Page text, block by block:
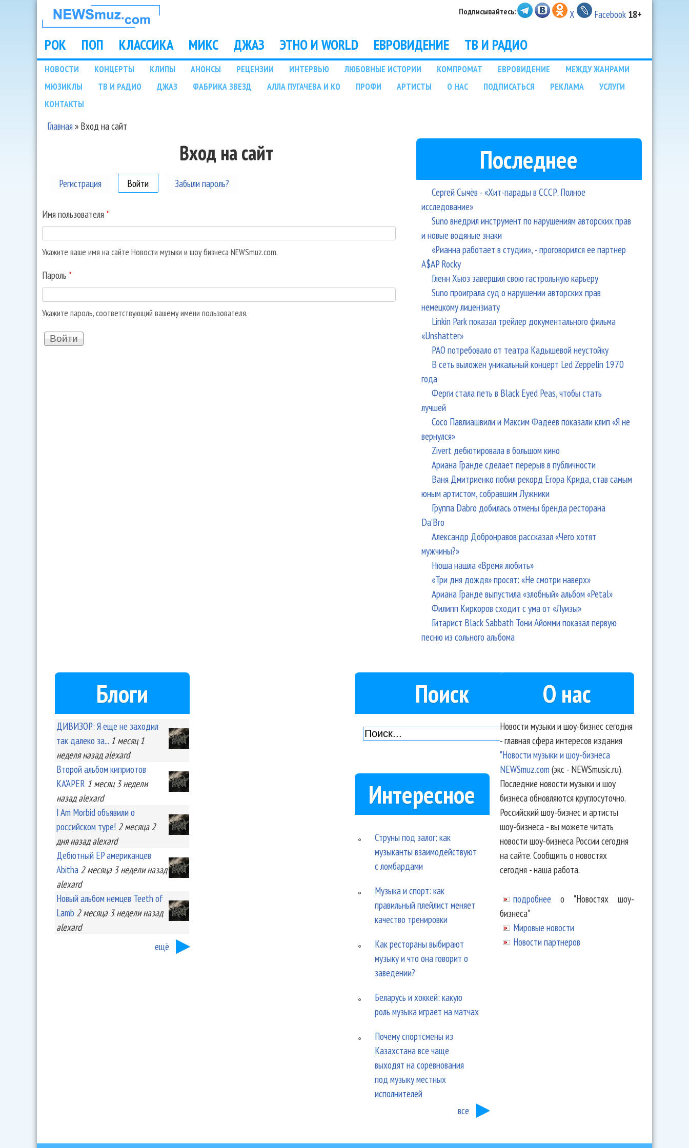
НОВОСТИ
МУЗЫКИ И
ШОУ БИЗНЕСА
NEWSMUZ.COM
Подписывайтесь: X Facebook 18+
Main menu
РОК ПОП КЛАССИКА МИКС ДЖАЗ ЭТНО И WORLD ЕВРОВИДЕНИЕ ТВ И РАДИО
Подразделы
НОВОСТИ КОНЦЕРТЫ КЛИПЫ АНОНСЫ РЕЦЕНЗИИ ИНТЕРВЬЮ ЛЮБОВНЫЕ ИСТОРИИ КОМПРОМАТ ЕВРОВИДЕНИЕ
МЕЖДУ ЖАНРАМИ
МЮЗИКЛЫ
ТВ И РАДИО ДЖАЗ ФАБРИКА ЗВЕЗД АЛЛА ПУГАЧЕВА И КО ПРОФИ АРТИСТЫ О НАС ПОДПИСАТЬСЯ РЕКЛАМА
УСЛУГИ
КОНТАКТЫ
Вы здесь
Главная» Вход на сайт
Вход на сайт
Регистрация Войти (активная вкладка)
Забыли пароль?
Имя пользователя *
Укажите ваше имя на сайте Новости музыки и шоу бизнеса NEWSmuz.com.
Пароль *
Укажите пароль, соответствующий вашему имени пользователя.
Последнее
Сергей Сычёв - «Хит-парады в СССР. Полное
исследование»
Suno внедрил инструмент по нарушениям авторских прав
и новые водяные знаки
«Рианна работает в студии», - проговорился ее партнер
A$AP Rocky
Гленн Хьюз завершил свою гастрольную карьеру
Suno проиграла суд о нарушении авторских прав
немецкому лицензиату
Linkin Park показал трейлер документального фильма
«Unshatter»
РАО потребовало от театра Кадышевой неустойку
В сеть выложен уникальный концерт Led Zeppelin 1970
года
Ферги стала петь в Black Eyed Peas, чтобы стать
лучшей
Сосо Павлиашвили и Максим Фадеев показали клип «Я не
вернулся»
Zivert дебютировала в большом кино
Ариана Гранде сделает перерыв в публичности
Ваня Дмитриенко побил рекорд Егора Крида, став самым
юным артистом, собравшим Лужники
Группа Dabro добилась отмены бренда ресторана
Da'Bro
Александр Добронравов рассказал «Чего хотят
мужчины?»
Нюша нашла «Время любить»
«Три дня дождя» просят: «Не смотри наверх»
Ариана Гранде выпустила «злобный» альбом «Petal»
Филипп Киркоров сходит с ума от «Луизы»
Гитарист Black Sabbath Тони Айомми показал первую
песню из сольного альбома
Блоги
ДИВИЗОР: Я еще не заходил
так далеко за... 1 месяц 1
неделяназад alexard
Второй альбом киприотов
KA'APER 1 месяц 3 недели
назад alexard
I Am Morbid объявили о
российском туре! 2 месяца 2
дняназад alexard
Дебютный EP американцев
Abitha 2 месяца 3 неделиназад
alexard
Новый альбом немцев Teeth of
Lamb 2 месяца 3 неделиназад
alexard
ещё
Поиск
Интересное
Струны под залог: как
музыканты взаимодействуют
с ломбардами
Музыка и спорт: как
правильный плейлист меняет
качество тренировки
Как рестораны выбирают
музыку и что она говорит о
заведении?
Беларусь и хоккей: какую
роль музыка играет на матчах
Почему спортсмены из
Казахстана все чаще
выходят на соревнования
под музыку местных
исполнителей
все
О нас
Новости музыки и шоу-бизнес сегодня
- главная сфера интересов издания
"Новости музыки и шоу-бизнеса
NEWSmuz.com(экс - NEWSmusic.ru).
Последние новости музыки и шоу
бизнеса обновляются круглосуточно.
Российский шоу-бизнес и артисты
шоу-бизнеса - вы можете читать
новости шоу-бизнеса России сегодня
на сайте. Сообщить о новостях
сегодня - наша работа.
подробнее о "Новостях шоу-
бизнеса"
Мировые новости
Новости партнеров